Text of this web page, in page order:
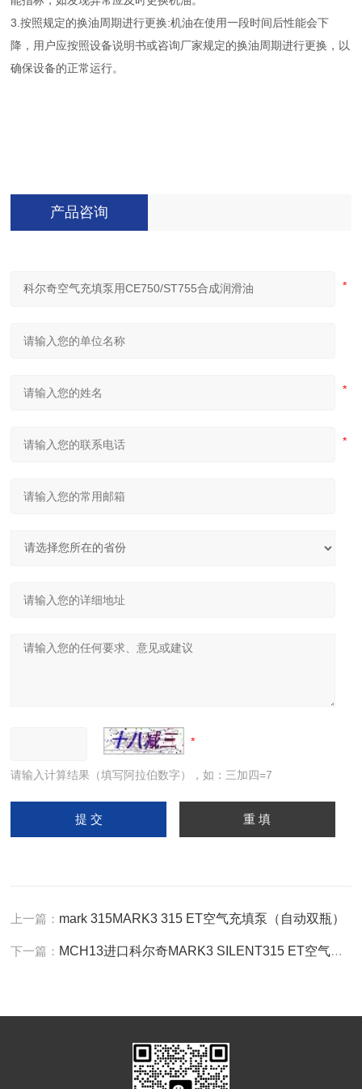
3.按照规定的换油周期进行更换:机油在使用一段时间后性能会下
降，用户应按照设备说明书或咨询厂家规定的换油周期进行更换，以
确保设备的正常运行。
产品咨询
请输入计算结果（填写阿拉伯数字），如：三加四=7
上一篇： mark 315MARK3 315 ET空气充填泵（自动双瓶）
下一篇： MCH13进口科尔奇MARK3 SILENT315 ET空气填充泵